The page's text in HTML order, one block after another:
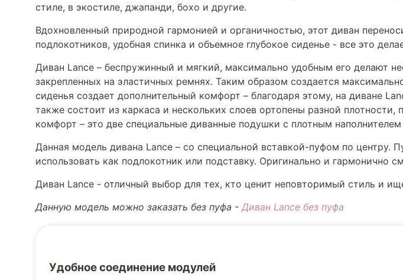
стиле, в экостиле, джапанди, бохо и другие.
Вдохновленный природной гармонией и органичностью, этот диван
подлокотников, удобная спинка и объемное глубокое сиденье - все это
Диван Lance – беспружинный и мягкий, максимально удобным его делают
закрепленных на эластичных ремнях. Таким образом создается
сиденья создает дополнительный комфорт – благодаря этому, на диване
также состоит из каркаса и нескольких слоев ортопены разной
комфорт – это две специальные диванные подушки с плотным
Данная модель дивана Lance – со специальной вставкой-пуфом по центру.
использовать как подлокотник или подставку. Оригинально и
Диван Lance - отличный выбор для тех, кто ценит неповторимый стиль и
Данную модель можно заказать без пуфа -Диван Lance без пуфа
Удобное соединение модулей